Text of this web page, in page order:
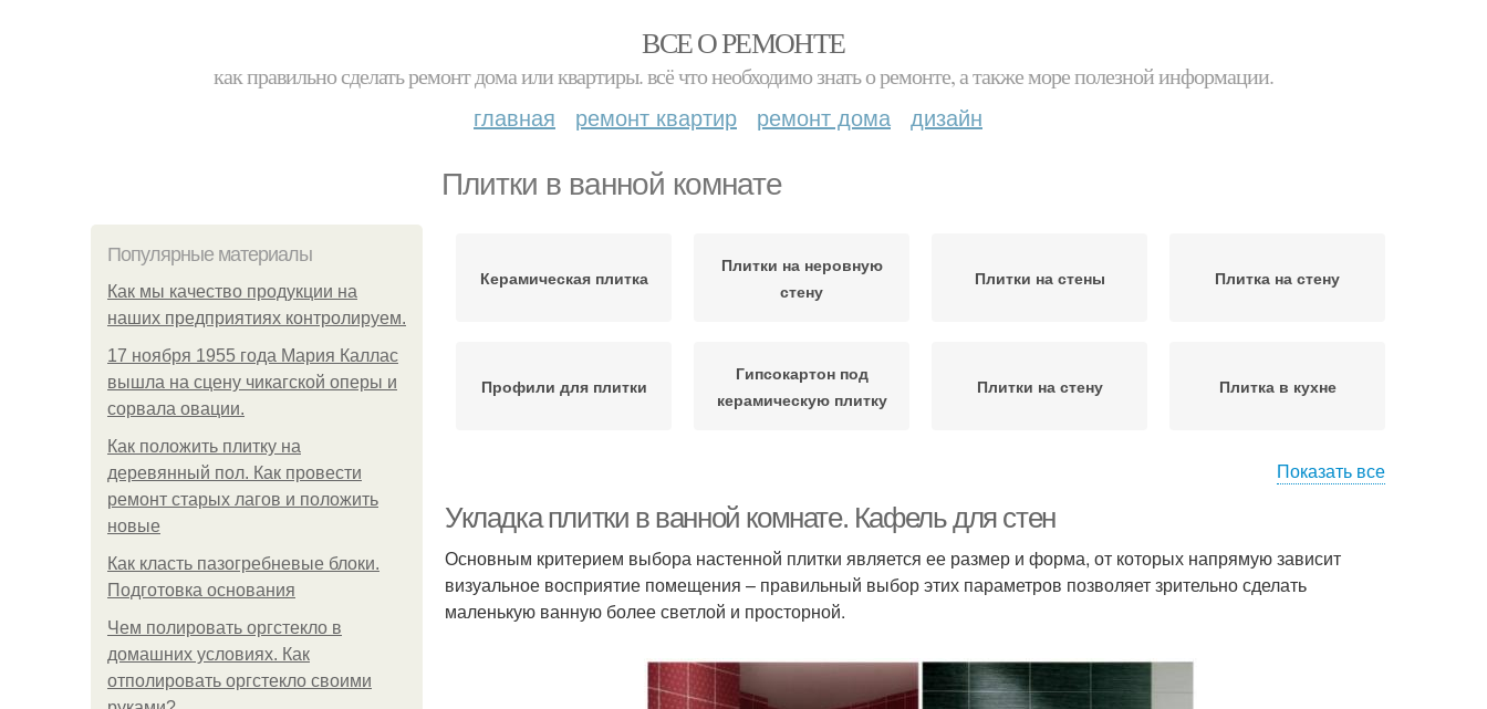
ВСЕ О РЕМОНТЕ
как правильно сделать ремонт дома или квартиры. всё что необходимо знать о ремонте, а также море полезной информации.
главная ремонт квартир ремонт дома дизайн
Плитки в ванной комнате
Популярные материалы
Как мы качество продукции на
наших предприятиях контролируем.
17 ноября 1955 года Мария Каллас
вышла на сцену чикагской оперы и
сорвала овации.
Как положить плитку на
деревянный пол. Как провести
ремонт старых лагов и положить
новые
Как класть пазогребневые блоки.
Подготовка основания
Чем полировать оргстекло в
домашних условиях. Как
отполировать оргстекло своими
Керамическая плитка
Плитки на неровную
стену
Плитки на стены Плитка на стену
Профили для плитки
Гипсокартон под
керамическую плитку
Плитки на стену Плитка в кухне
слой
Показать все
Укладка плитки в ванной комнате. Кафель для стен
Основным критерием выбора настенной плитки является ее размер и форма, от которых напрямую зависит
визуальное восприятие помещения – правильный выбор этих параметров позволяет зрительно сделать
маленькую ванную более светлой и просторной.